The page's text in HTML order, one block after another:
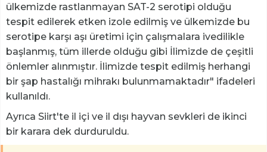
ülkemizde rastlanmayan SAT-2 serotipi olduğu
tespit edilerek etken izole edilmiş ve ülkemizde bu
serotipe karşı aşı üretimi için çalışmalara ivedilikle
başlanmış, tüm illerde olduğu gibi İlimizde de çeşitli
önlemler alınmıştır. İlimizde tespit edilmiş herhangi
bir şap hastalığı mihrakı bulunmamaktadır" ifadeleri
kullanıldı.
Ayrıca Siirt'te il içi ve il dışı hayvan sevkleri de ikinci
bir karara dek durduruldu.